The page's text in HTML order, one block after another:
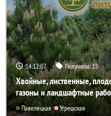
14:12:05 Получили:15
Хвойные, лиственные,
газоны и ландшафтные
Павелецкая Угрешская